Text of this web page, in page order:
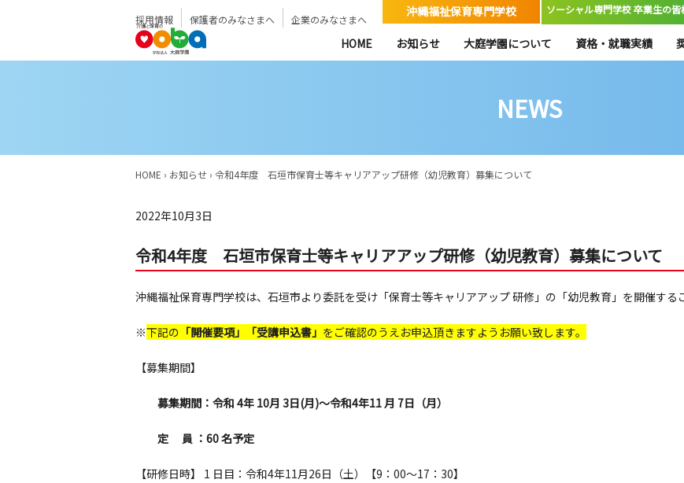
採用情報 保護者のみなさまへ 企業のみなさまへ
沖縄福祉保育専門学校 ソーシャル専門学校 卒業生の皆
HOME お知らせ 大庭学園について 資格・就職実績
NEWS
HOME › お知らせ › 令和4年度 石垣市保育士等キャリアアップ研修（幼児教育）募集について
2022年10月3日
令和4年度 石垣市保育士等キャリアアップ研修（幼児教育）募集について
沖縄福祉保育専門学校は、石垣市より委託を受け「保育士等キャリアアップ 研修」の「幼児教育」を開催する
※下記の 「開催要項」「受講申込書」 をご確認のうえお申込頂きますようお願い致します。
【募集期間】
募集期間：令和 4年 10月 3日(月)～令和4年11 月 7日（月）
定 員 ：60 名予定
【研修日時】 1 日目：令和4年11月26日（土）【9：00〜17：30】